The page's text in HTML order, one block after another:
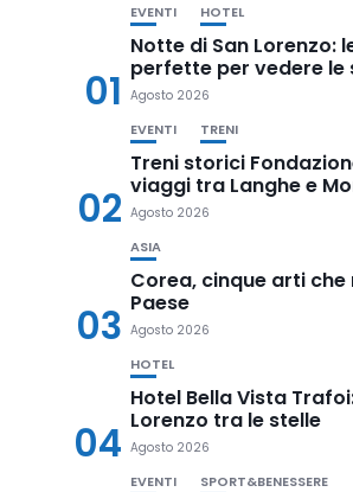
01
EVENTI HOTEL
Notte di San Lorenzo:
perfette per vedere le
Agosto 2026
02
EVENTI TRENI
Treni storici
viaggi tra Langhe e
Agosto 2026
03
ASIA
Corea, cinque arti
Paese
Agosto 2026
04
HOTEL
Hotel Bella Vista
Lorenzo tra le stelle
Agosto 2026
EVENTI SPORT&BENESSERE